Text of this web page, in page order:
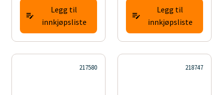
Legg til
innkjøpsliste
Legg til
innkjøpsliste
217580 218747